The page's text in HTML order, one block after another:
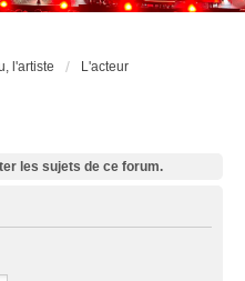
l'artiste L'acteur
les sujets de ce forum.